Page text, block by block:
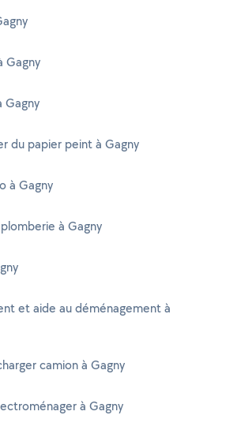
Gagny
Gagny
du papier peint à Gagny
à Gagny
à Gagny
et aide au déménagement à
camion à Gagny
à Gagny